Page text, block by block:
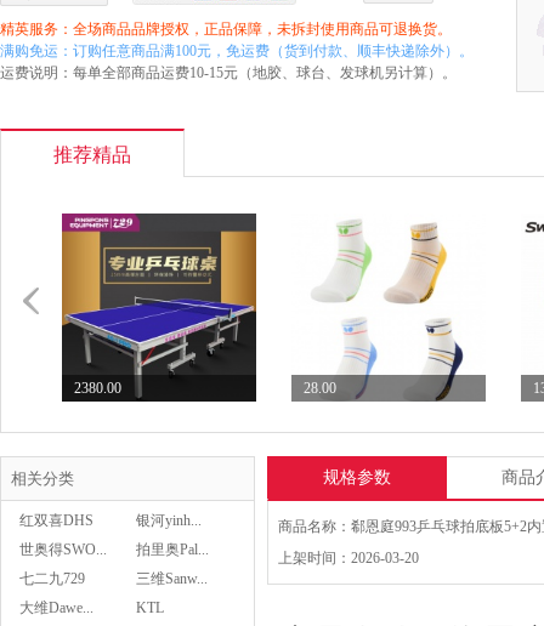
精英服务：全场商品品牌授权，正品保障，未拆封使用商品可退换货。
满购免运：订购任意商品满100元，免运费（货到付款、顺丰快递除外）。
运费说明：每单全部商品运费10-15元（地胶、球台、发球机另计算）。
推荐精品
2380.00
28.00
28.00
Butterfly蝴蝶乒...
相关分类
红双喜DHS
银河yinh...
世奥得SWO...
拍里奥Pal...
七二九729
三维Sanw...
大维Dawe...
KTL
规格参数 商品
上架时间：2026-03-20